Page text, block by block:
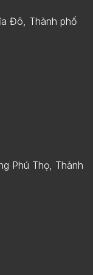
Đô, Thành phố
Phú Thọ, Thành